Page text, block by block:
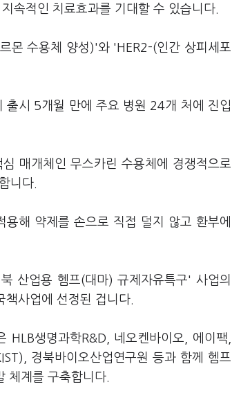
속적인 치료효과를 기대할 수 있습니다.
몬 수용체 양성)'와 'HER2-(인간 상피세포
출시 5개월 만에 주요 병원 24개 처에 진입
매개체인 무스카린 수용체에 경쟁적으로
니다.
해 약제를 손으로 직접 덜지 않고 환부에
산업용 헴프(대마) 규제자유특구' 사업의
사업에 선정된 겁니다.
생명과학R&D, 네오켄바이오, 에이팩,
경북바이오산업연구원 등과 함께 헴프
체계를 구축합니다.